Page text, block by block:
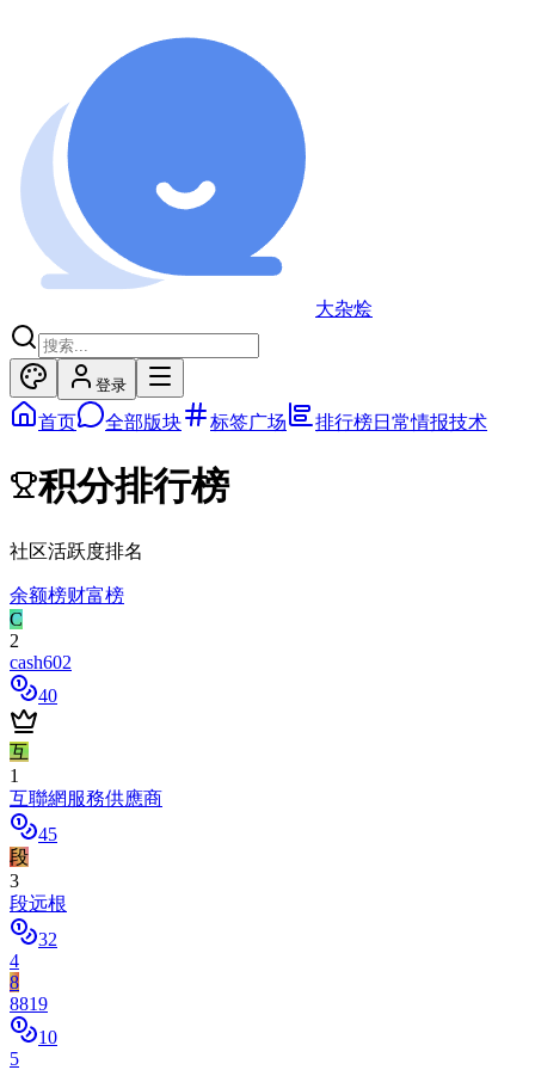
大杂烩
登录
首页 全部版块 标签广场 排行榜日常情报技术
积分排行榜
社区活跃度排名
余额榜财富榜
C
2
cash602
40
互
1
互聯網服務供應商
45
段
3
段远根
32
4
8
8819
10
5